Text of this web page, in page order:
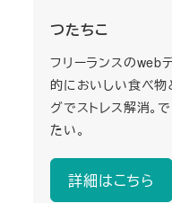
つたちこ
フリーランスのweb
的においしい食べ物
グでストレス解消。
たい。
詳細はこちら